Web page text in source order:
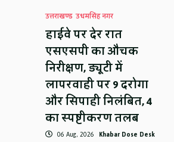
उत्तराखण्ड उधमसिंह नगर
हाईवे पर देर रात
एसएसपी का औचक
निरीक्षण, ड्यूटी में
लापरवाही पर 9 दरोगा
और सिपाही निलंबित, 4
का स्पष्टीकरण तलब
06 Aug, 2026 Khabar Dose Desk